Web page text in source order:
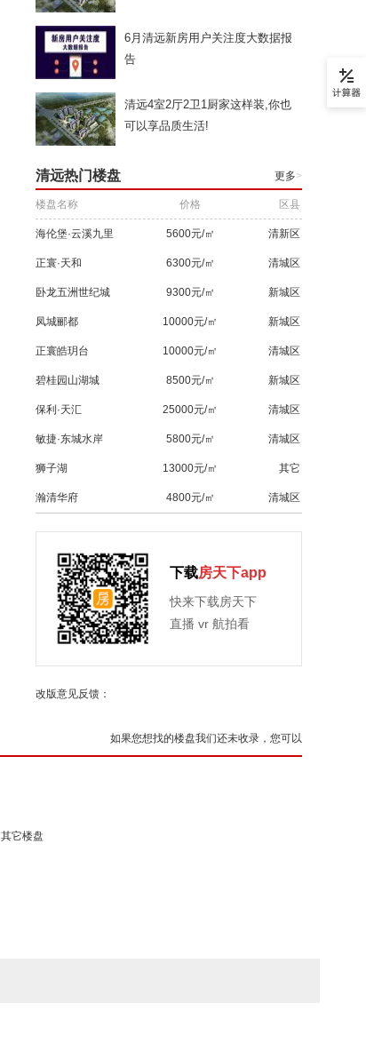
6月清远新房用户关注度大数据报
告
清远4室2厅2卫1厨家这样装,你也
可以享品质生活!
清远热门楼盘 更多>
楼盘名称 价格 区县
海伦堡·云溪九里 5600元/㎡ 清新区
正寰·天和 6300元/㎡ 清城区
卧龙五洲世纪城 9300元/㎡ 新城区
凤城郦都 10000元/㎡ 新城区
正寰皓玥台 10000元/㎡ 清城区
碧桂园山湖城 8500元/㎡ 新城区
保利·天汇 25000元/㎡ 清城区
敏捷·东城水岸 5800元/㎡ 清城区
狮子湖 13000元/㎡ 其它
瀚清华府 4800元/㎡ 清城区
下载房天下app
快来下载房天下
直播 vr 航拍看
改版意见反馈：
如果您想找的楼盘我们还未收录，您可以
其它楼盘